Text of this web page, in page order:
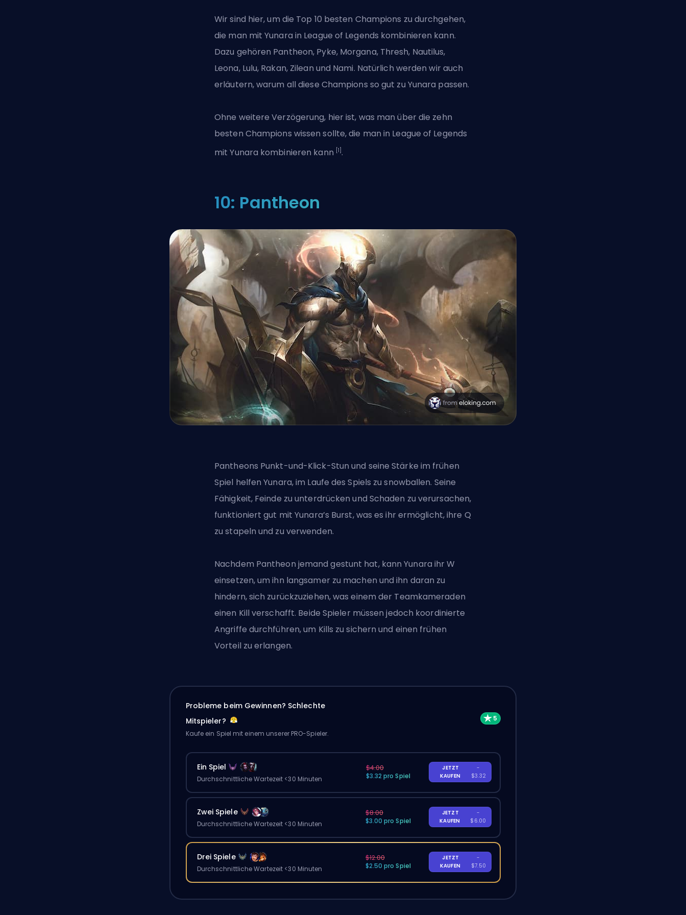
Wir sind hier, um die Top 10 besten Champions zu durchgehen,
die man mit Yunara in League of Legends kombinieren kann.
Dazu gehören Pantheon, Pyke, Morgana, Thresh, Nautilus,
Leona, Lulu, Rakan, Zilean und Nami. Natürlich werden wir auch
erläutern, warum all diese Champions so gut zu Yunara passen.
Ohne weitere Verzögerung, hier ist, was man über die zehn
besten Champions wissen sollte, die man in League of Legends
mit Yunara kombinieren kann [1] .
10: Pantheon
Pantheons Punkt-und-Klick-Stun und seine Stärke im frühen
Spiel helfen Yunara, im Laufe des Spiels zu snowballen. Seine
Fähigkeit, Feinde zu unterdrücken und Schaden zu verursachen,
funktioniert gut mit Yunara’s Burst, was es ihr ermöglicht, ihre Q
zu stapeln und zu verwenden.
Nachdem Pantheon jemand gestunt hat, kann Yunara ihr W
einsetzen, um ihn langsamer zu machen und ihn daran zu
hindern, sich zurückzuziehen, was einem der Teamkameraden
einen Kill verschafft. Beide Spieler müssen jedoch koordinierte
Angriffe durchführen, um Kills zu sichern und einen frühen
Vorteil zu erlangen.
Probleme beim Gewinnen? Schlechte
Mitspieler?
Kaufe ein Spiel mit einem unserer PRO-Spieler.
Ein Spiel
Durchschnittliche Wartezeit <30 Minuten
$4.00
$3.32 pro Spiel
JETZT
KAUFEN
-
$3.32
Zwei Spiele
Durchschnittliche Wartezeit <30 Minuten
$8.00
$3.00 pro Spiel
JETZT
KAUFEN
-
$6.00
Drei Spiele
Durchschnittliche Wartezeit <30 Minuten
$12.00
$2.50 pro Spiel
JETZT
KAUFEN
-
$7.50